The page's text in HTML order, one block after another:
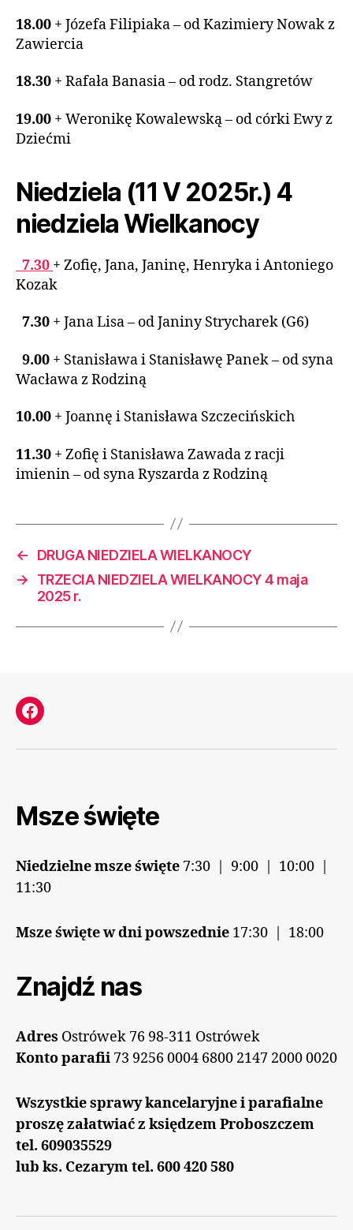
18.00 + Józefa Filipiaka – od Kazimiery Nowak z
Zawiercia
18.30 + Rafała Banasia – od rodz. Stangretów
19.00 + Weronikę Kowalewską – od córki Ewy z
Dziećmi
Niedziela (11 V 2025r.) 4
niedziela Wielkanocy
7.30 + Zofię, Jana, Janinę, Henryka i Antoniego
Kozak
7.30 + Jana Lisa – od Janiny Strycharek (G6)
9.00 + Stanisława i Stanisławę Panek – od syna
Wacława z Rodziną
10.00 + Joannę i Stanisława Szczecińskich
11.30 + Zofię i Stanisława Zawada z racji
imienin – od syna Ryszarda z Rodziną
←
DRUGA NIEDZIELA WIELKANOCY
→
TRZECIA NIEDZIELA WIELKANOCY 4 maja
2025 r.
Facebook
Msze święte
Niedzielne msze święte 7:30 | 9:00 | 10:00 |
11:30
Msze święte w dni powszednie 17:30 | 18:00
Znajdź nas
Adres Ostrówek 76 98-311 Ostrówek
Konto parafii 73 9256 0004 6800 2147 2000 0020
Wszystkie sprawy kancelaryjne i parafialne
proszę załatwiać z księdzem Proboszczem
tel. 609035529
lub ks. Cezarym tel. 600 420 580